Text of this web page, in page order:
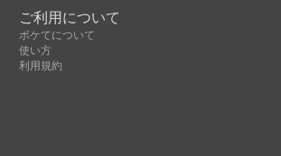
ご利用について
ボケてについて
使い方
利用規約